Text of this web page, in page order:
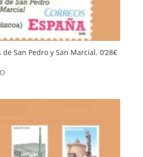
San Pedro y San Marcial. 0’28€